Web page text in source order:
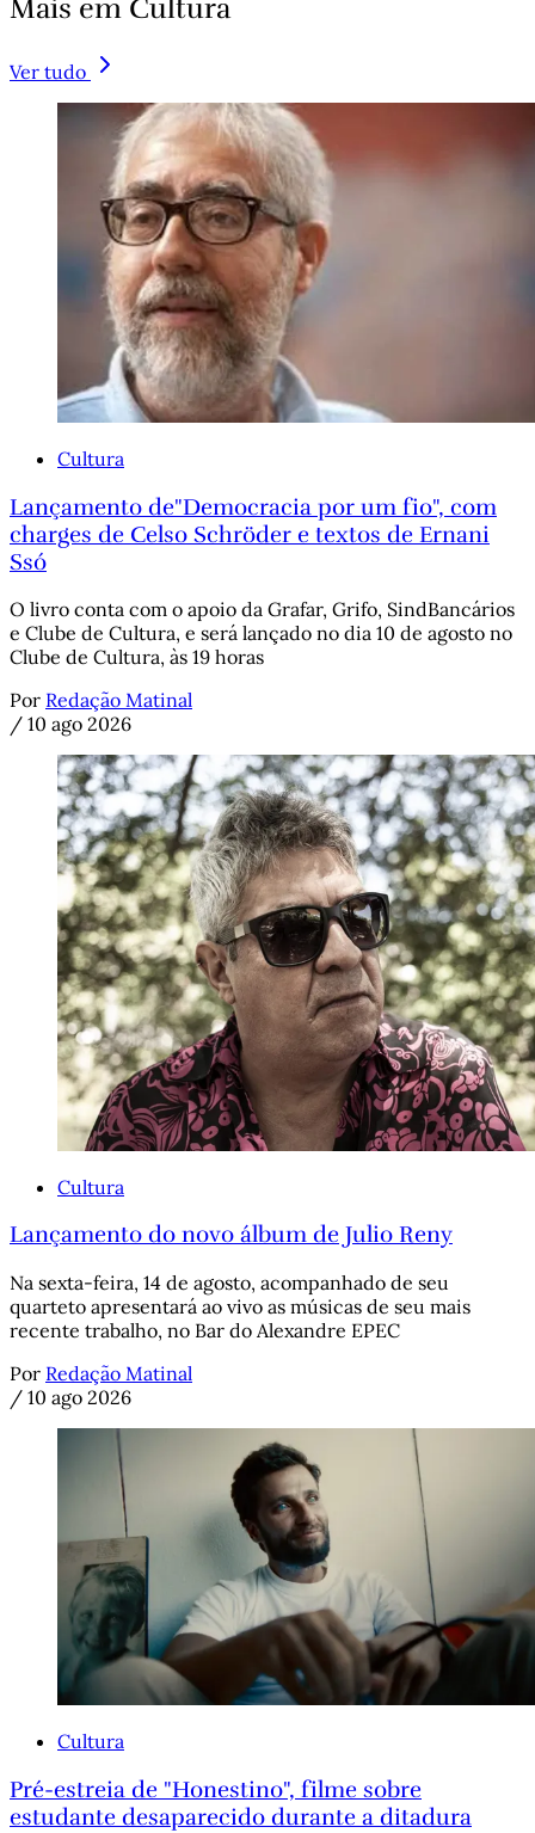
Mais em Cultura
Ver tudo
Cultura
Lançamento de"Democracia por um fio", com
charges de Celso Schröder e textos de Ernani
Ssó
O livro conta com o apoio da Grafar, Grifo, SindBancários
e Clube de Cultura, e será lançado no dia 10 de agosto no
Clube de Cultura, às 19 horas
Por Redação Matinal
/ 10 ago 2026
Cultura
Lançamento do novo álbum de Julio Reny
Na sexta-feira, 14 de agosto, acompanhado de seu
quarteto apresentará ao vivo as músicas de seu mais
recente trabalho, no Bar do Alexandre EPEC
Por Redação Matinal
/ 10 ago 2026
Cultura
Pré-estreia de "Honestino", filme sobre
estudante desaparecido durante a ditadura